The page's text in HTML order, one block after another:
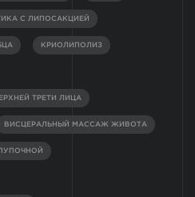
С ЛИПОСАКЦИЕЙ
КРИОЛИПОЛИЗ
ТРЕТИ ЛИЦА
ВИСЦЕРАЛЬНЫЙ МАССАЖ ЖИВОТА